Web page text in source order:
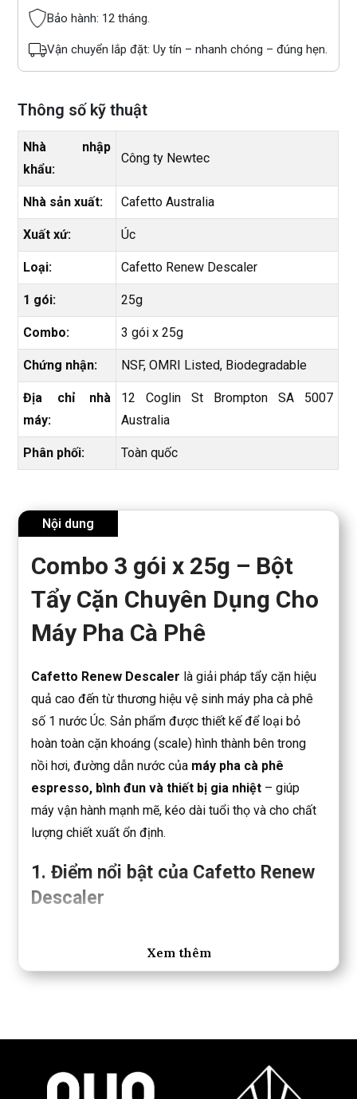
Bảo hành: 12 tháng.
Vận chuyển lắp đặt: Uy tín – nhanh chóng – đúng hẹn.
Nội dung
Combo 3 gói x 25g – Bột
Tẩy Cặn Chuyên Dụng Cho
Máy Pha Cà Phê
Cafetto Renew Descaler là giải pháp tẩy cặn hiệu
quả cao đến từ thương hiệu vệ sinh máy pha cà phê
số 1 nước Úc. Sản phẩm được thiết kế để loại bỏ
hoàn toàn cặn khoáng (scale) hình thành bên trong
nồi hơi, đường dẫn nước của máy pha cà phê
espresso, bình đun và thiết bị gia nhiệt – giúp
máy vận hành mạnh mẽ, kéo dài tuổi thọ và cho chất
lượng chiết xuất ổn định.
1. Điểm nổi bật của Cafetto Renew
Descaler
toàn cho thép không gỉ & các bộ phận tiếp xúc
nước.
lại mùi khó chịu.
Phù hợp cho
máy pha cà phê chuyên nghiệp,
Xem thêm
Thông số kỹ thuật
Nhà nhập
khẩu:
Công ty Newtec
Nhà sản xuất: Cafetto Australia
Xuất xứ: Úc
Loại: Cafetto Renew Descaler
1 gói: 25g
Combo: 3 gói x 25g
Chứng nhận: NSF, OMRI Listed, Biodegradable
Địa chỉ nhà
máy:
12 Coglin St Brompton SA 5007
Australia
Phân phối: Toàn quốc